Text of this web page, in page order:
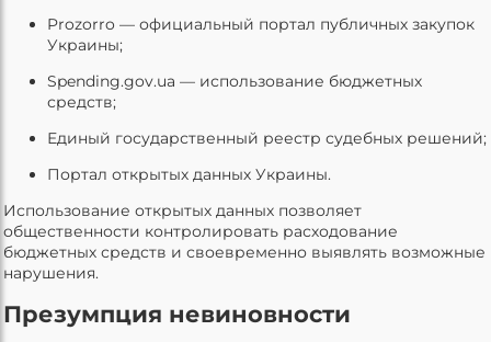
Prozorro — официальный портал публичных закупок
Украины;
Spending.gov.ua — использование бюджетных
средств;
Единый государственный реестр судебных решений;
Портал открытых данных Украины.
Использование открытых данных позволяет
общественности контролировать расходование
бюджетных средств и своевременно выявлять возможные
нарушения.
Презумпция невиновности